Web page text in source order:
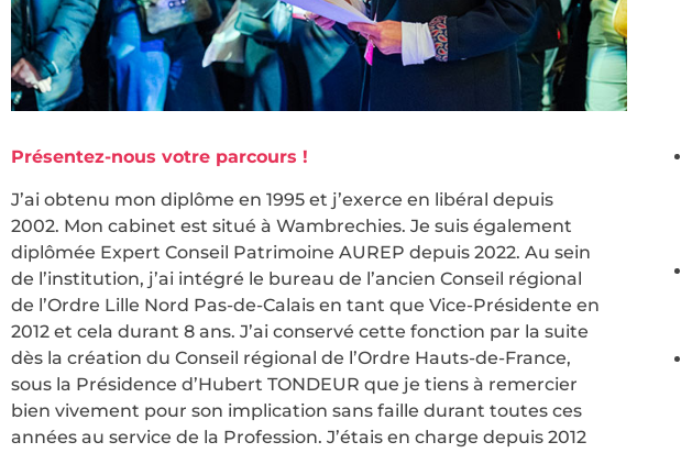
Présentez-nous votre parcours !
J’ai obtenu mon diplôme en 1995 et j’exerce en libéral depuis
2002. Mon cabinet est situé à Wambrechies. Je suis également
diplômée Expert Conseil Patrimoine AUREP depuis 2022. Au sein
de l’institution, j’ai intégré le bureau de l’ancien Conseil régional
de l’Ordre Lille Nord Pas-de-Calais en tant que Vice-Présidente en
2012 et cela durant 8 ans. J’ai conservé cette fonction par la suite
dès la création du Conseil régional de l’Ordre Hauts-de-France,
sous la Présidence d’Hubert TONDEUR que je tiens à remercier
bien vivement pour son implication sans faille durant toutes ces
années au service de la Profession. J’étais en charge depuis 2012